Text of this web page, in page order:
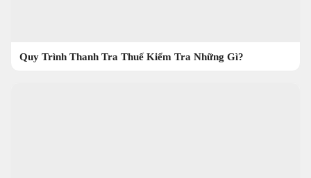
Quy Trình Thanh Tra Thuế Kiểm Tra Những Gì?